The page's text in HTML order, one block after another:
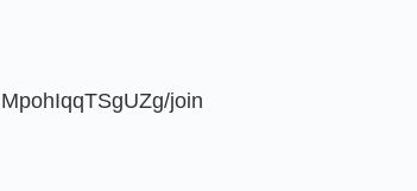
join